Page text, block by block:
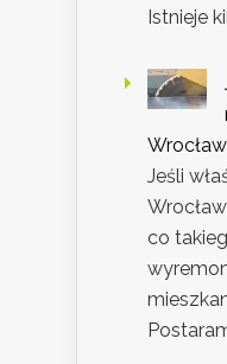
Istnieje
Jeśli
co